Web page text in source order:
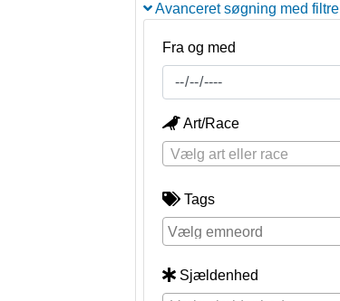
Avanceret søgning med filtre
Fra og med
Art/Race
Vælg art eller race
Tags
Sjældenhed